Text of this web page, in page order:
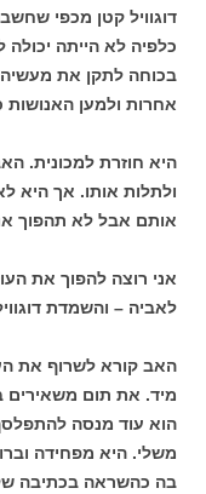
דוגוויל קטן מכפי
כלפיה לא הייתה
בכוחה לתקן את
אחרות ולמען האנושות
היא חוזרת למכונית.
ולתלות אותו. אך היא
אותם אבל לא תהפוך את
אני רוצה להפוך את
לאביה – והשמדת
האב קורא לשרוף את
מיד. את תום משאירים
הוא עוד מנסה
משלי. היא מפחידה
בה כהשראה בכתיבה